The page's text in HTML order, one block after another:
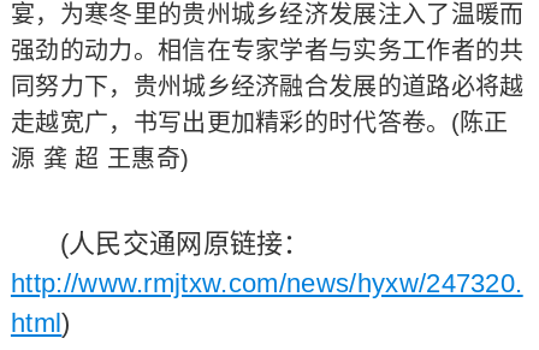
宴，为寒冬里的贵州城乡经济发展注入了温暖而
强劲的动力。相信在专家学者与实务工作者的共
同努力下，贵州城乡经济融合发展的道路必将越
走越宽广，书写出更加精彩的时代答卷。(陈正
源 龚 超 王惠奇)
(人民交通网原链接：
http://www.rmjtxw.com/news/hyxw/247320.
html)